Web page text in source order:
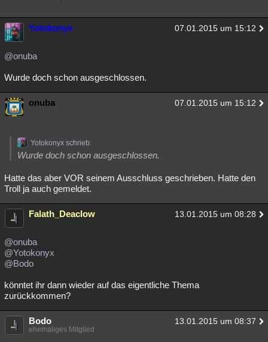
Yotokonyx 07.01.2015 um 15:12
@onuba
Wurde doch schon ausgeschlossen.
onuba 07.01.2015 um 15:12
Yotokonyx schrieb:
Wurde doch schon ausgeschlossen.
Hatte das aber VOR seinem Ausschluss geschrieben. Hatte den
Troll ja auch gemeldet.
Falath_Deaclow 13.01.2015 um 08:28
@onuba
@Yotokonyx
@Bodo
könntet ihr dann wieder auf das eigentliche Thema
zurückkommen?
Bodo 13.01.2015 um 08:37
ehemaliges Mitglied